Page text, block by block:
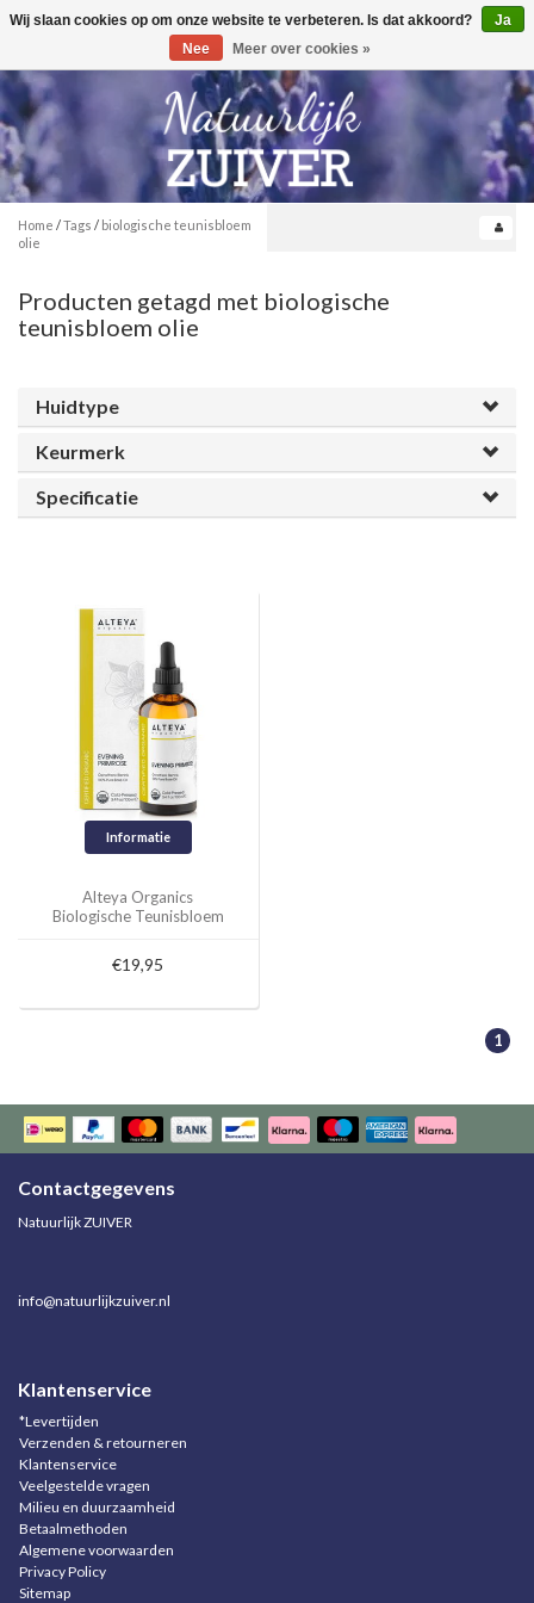
Toggle
0
Home /Tags / biologische teunisbloem
olie
Producten getagd met biologische
teunisbloem olie
Huidtype
Keurmerk
Specificatie
Informatie
Alteya Organics
Biologische Teunisbloem
€19,95
1
Contactgegevens
Natuurlijk ZUIVER
info@natuurlijkzuiver.nl
Klantenservice
*Levertijden
Verzenden & retourneren
Klantenservice
Veelgestelde vragen
Milieu en duurzaamheid
Betaalmethoden
Algemene voorwaarden
Privacy Policy
Sitemap
Wij slaan cookies op om onze website te verbeteren. Is dat akkoord?
Ja
Nee
Meer over cookies »